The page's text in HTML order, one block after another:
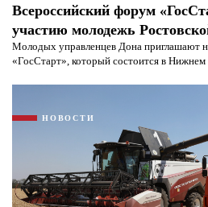
Всероссийский форум
участию молодежь
Молодых управленцев Дона приглашают
«ГосСтарт», который состоится в
НОВОСТИ